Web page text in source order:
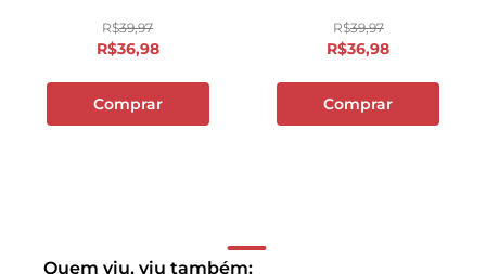
R$39,97
R$36,98
Comprar
R$39,97
R$36,98
Comprar
Quem viu, viu também: